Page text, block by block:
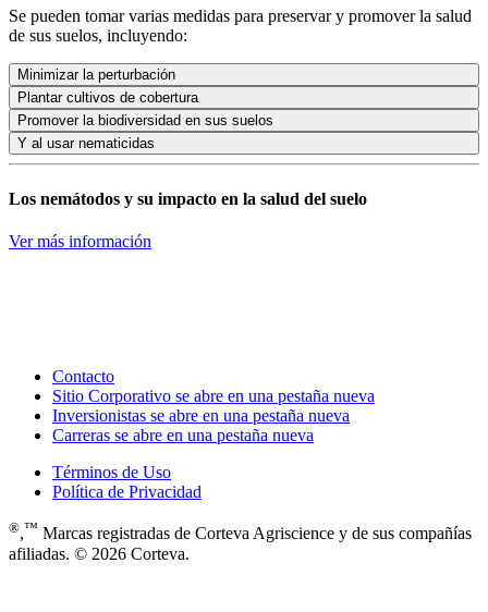
Se pueden tomar varias medidas para preservar y promover la salud
de sus suelos, incluyendo:
Minimizar la perturbación
Plantar cultivos de cobertura
Promover la biodiversidad en sus suelos
Y al usar nematicidas
Los nemátodos y su impacto en la salud del suelo
Ver más información
Contacto
Sitio Corporativo se abre en una pestaña nueva
Inversionistas se abre en una pestaña nueva
Carreras se abre en una pestaña nueva
Términos de Uso
Política de Privacidad
®,™ Marcas registradas de Corteva Agriscience y de sus compañías
afiliadas. © 2026 Corteva.